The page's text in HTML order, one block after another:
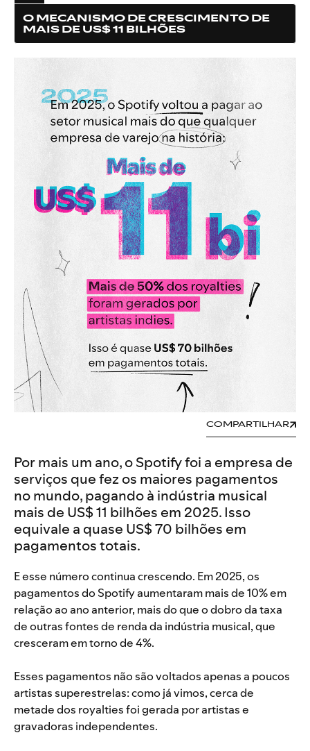
O MECANISMO DE CRESCIMENTO DE
MAIS DE US$ 11 BILHÕES
COMPARTILHAR
Por mais um ano, o Spotify foi a empresa de
serviços que fez os maiores pagamentos
no mundo, pagando à indústria musical
mais de US$ 11 bilhões em 2025. Isso
equivale a quase US$ 70 bilhões em
pagamentos totais.
E esse número continua crescendo. Em 2025, os
pagamentos do Spotify aumentaram mais de 10% em
relação ao ano anterior, mais do que o dobro da taxa
de outras fontes de renda da indústria musical, que
cresceram em torno de 4%.
Esses pagamentos não são voltados apenas a poucos
artistas superestrelas: como já vimos, cerca de
metade dos royalties foi gerada por artistas e
gravadoras independentes.